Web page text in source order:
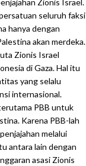
Zionis Israel.
seluruh faksi
hanya dengan
akan merdeka.
Zionis Israel
di Gaza. Hal itu
yang selalu
internasional.
PBB untuk
Karena PBB-lah
melalui
antara lain dengan
asasi Zionis